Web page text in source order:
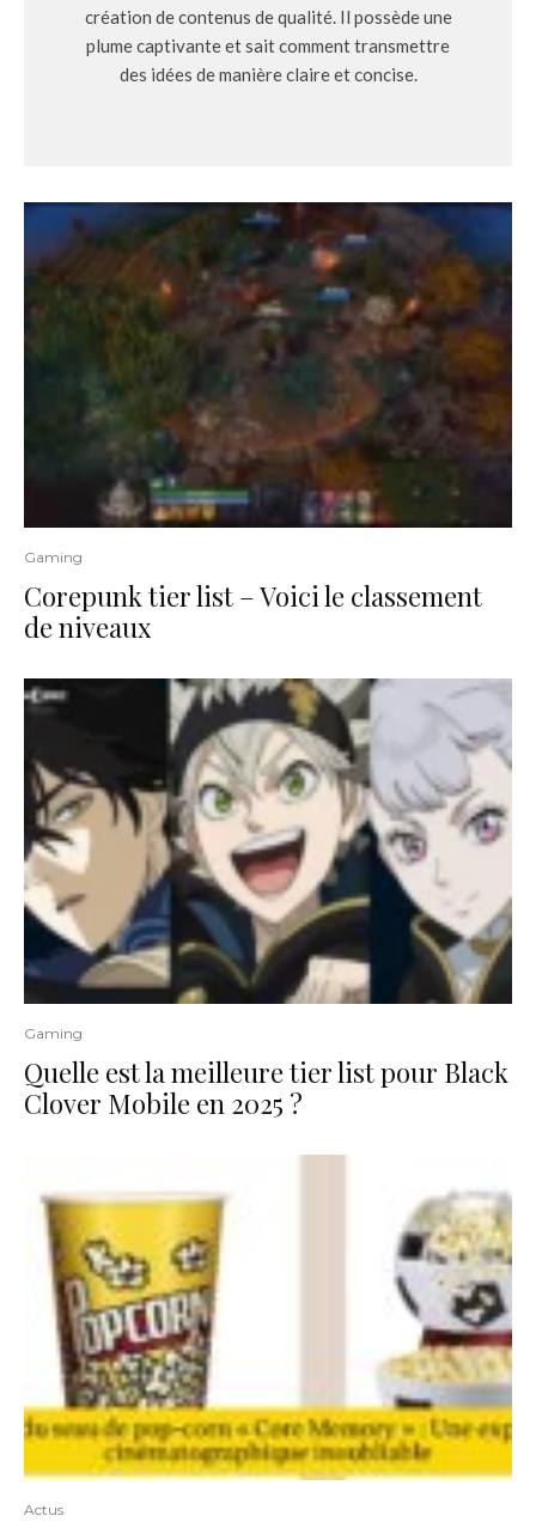
création de contenus de qualité. Il possède une
plume captivante et sait comment transmettre
des idées de manière claire et concise.
Gaming
Corepunk tier list – Voici le classement
de niveaux
Gaming
Quelle est la meilleure tier list pour Black
Clover Mobile en 2025 ?
Actus